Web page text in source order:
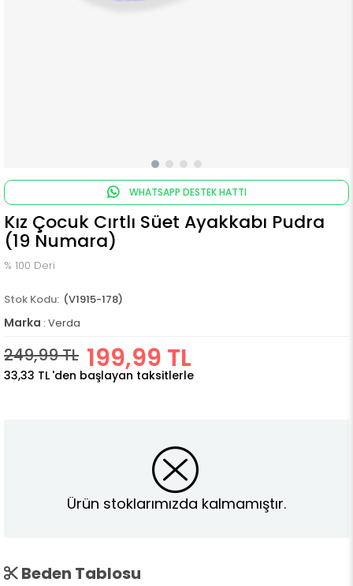
WHATSAPP DESTEK HATTI
Kız Çocuk Cırtlı Süet Ayakkabı Pudra
(19 Numara)
% 100 Deri
(V1915-178)
Marka : Verda
249,99 TL 199,99 TL
33,33 TL 'den başlayan taksitlerle
Ürün stoklarımızda kalmamıştır.
Beden Tablosu